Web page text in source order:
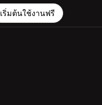
เริ่มต้นใช้งานฟรี